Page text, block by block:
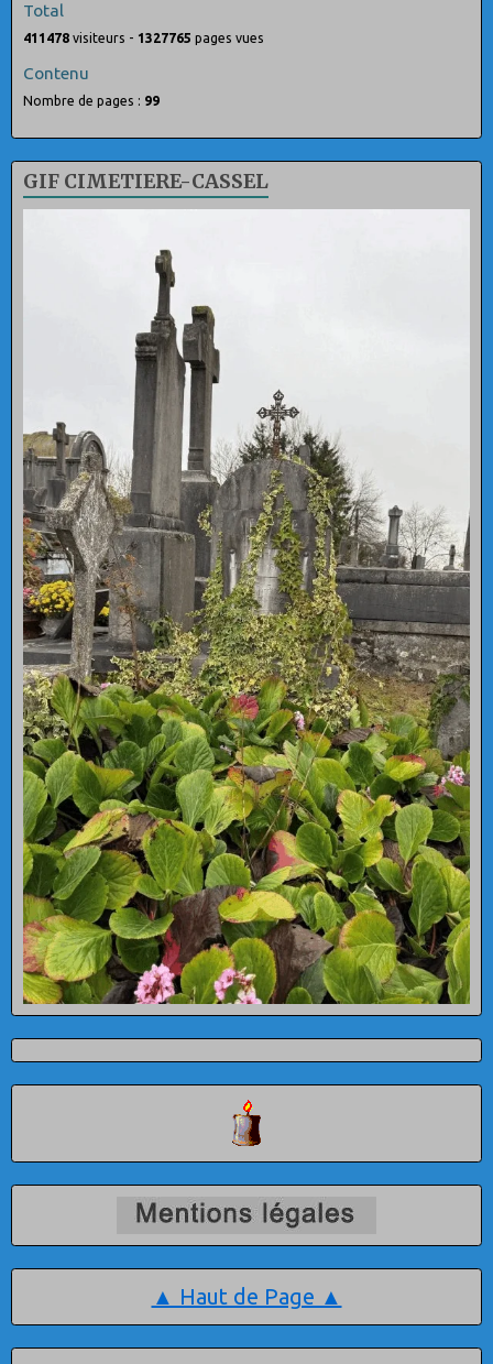
Total
411478 visiteurs - 1327765 pages vues
Contenu
Nombre de pages : 99
GIF CIMETIERE-CASSEL
▲ Haut de Page ▲